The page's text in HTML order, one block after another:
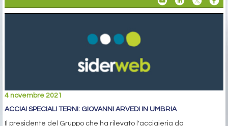
4 novembre 2021
ACCIAI SPECIALI TERNI: GIOVANNI ARVEDI IN UMBRIA
Il presidente del Gruppo che ha rilevato l'acciaieria da